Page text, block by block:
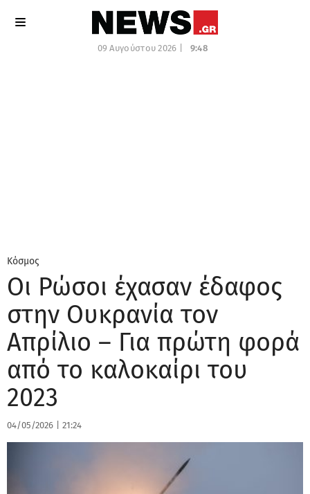
09 Αυγούστου 2026 | 9:48
Κόσμος
Οι Ρώσοι έχασαν έδαφος
στην Ουκρανία τον
Απρίλιο – Για πρώτη φορά
από το καλοκαίρι του
2023
04/05/2026 21:24